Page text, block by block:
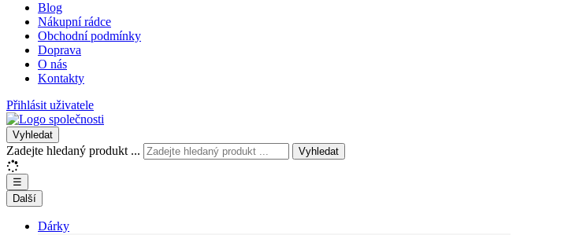
Blog
Nákupní rádce
Obchodní podmínky
Doprava
O nás
Kontakty
Přihlásit uživatele
Vyhledat
Zadejte hledaný produkt ... Vyhledat
☰
Další
Dárky